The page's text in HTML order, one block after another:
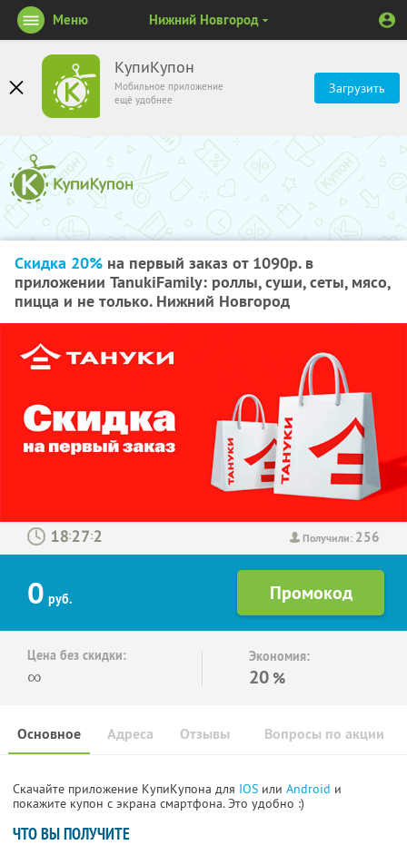
КупиКупон
Мобильное приложение
ещё удобнее
Загрузить
Меню Нижний Новгород
Скидка 20% на первый заказ от 1090р. в
приложении TanukiFamily: роллы, суши, сеты, мясо,
пицца и не только. Нижний Новгород
Получили: 256
: :
0 руб.
Цена без скидки:
∞
Экономия:
20 %
Основное Отзывы Вопросы по акции
Адреса
Скачайте приложение КупиКупона для IOS или Android и
покажите купон с экрана смартфона. Это удобно :)
ЧТО ВЫ ПОЛУЧИТЕ